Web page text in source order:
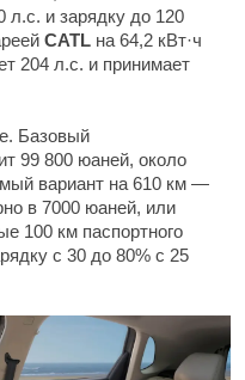
л.с. и зарядку до 120
CATL на 64,2 кВт·ч
204 л.с. и принимает
Базовый
99 800 юаней, около
вариант на 610 км —
в 7000 юаней, или
100 км паспортного
с 30 до 80% с 25